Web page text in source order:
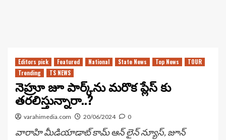
Editors pick Featured National State News Top News
TOUR
Trending
TS NEWS
నెహ్రూ జూ పార్క్‌ను మరొక ప్లేస్ కు
తరలిస్తున్నారా..?
varahimedia.com 20/06/2024 0
వారాహి మీడియాడాట్ కామ్ ఆన్ లైన్ న్యూస్, జూన్